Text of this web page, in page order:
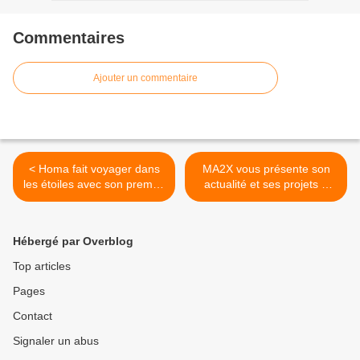
Commentaires
Ajouter un commentaire
< Homa fait voyager dans
les étoiles avec son premier
album éponyme !
MA2X vous présente son
actualité et ses projets à
venir ! >
Hébergé par Overblog
Top articles
Pages
Contact
Signaler un abus